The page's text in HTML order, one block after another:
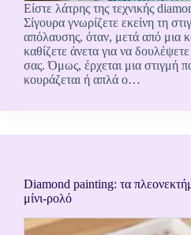
Είστε λάτρης της τεχνικής
Σίγουρα γνωρίζετε εκείνη τη
απόλαυσης, όταν, μετά από μια
καθίζετε άνετα για να
σας. Όμως, έρχεται μια στιγμή
κουράζεται ή απλά ο…
Diamond painting: τα
μίνι-ρολό